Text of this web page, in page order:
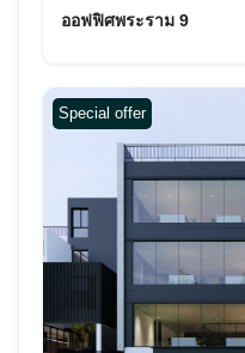
ออฟฟิศพระราม 9
Special offer